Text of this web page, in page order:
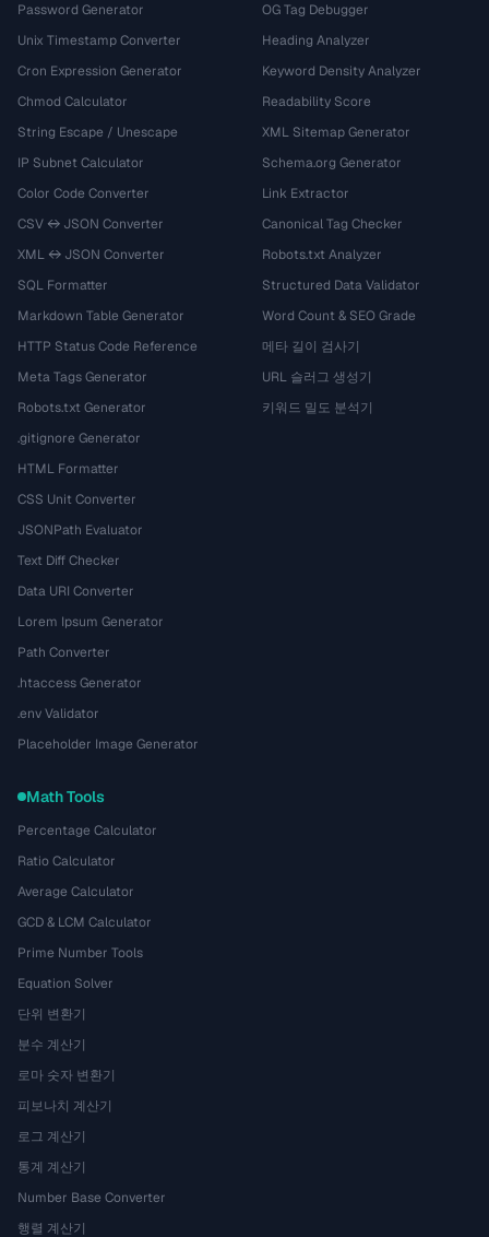
Password Generator
Unix Timestamp Converter
Cron Expression Generator
Chmod Calculator
String Escape / Unescape
IP Subnet Calculator
Color Code Converter
CSV ↔ JSON Converter
XML ↔ JSON Converter
SQL Formatter
Markdown Table Generator
HTTP Status Code Reference
Meta Tags Generator
Robots.txt Generator
.gitignore Generator
HTML Formatter
CSS Unit Converter
JSONPath Evaluator
Text Diff Checker
Data URI Converter
Lorem Ipsum Generator
Path Converter
.htaccess Generator
.env Validator
Placeholder Image Generator
OG Tag Debugger
Heading Analyzer
Keyword Density Analyzer
Readability Score
XML Sitemap Generator
Schema.org Generator
Link Extractor
Canonical Tag Checker
Robots.txt Analyzer
Structured Data Validator
Word Count & SEO Grade
메타 길이 검사기
URL 슬러그 생성기
키워드 밀도 분석기
Math Tools
Percentage Calculator
Ratio Calculator
Average Calculator
GCD & LCM Calculator
Prime Number Tools
Equation Solver
단위 변환기
분수 계산기
로마 숫자 변환기
피보나치 계산기
로그 계산기
통계 계산기
Number Base Converter
행렬 계산기